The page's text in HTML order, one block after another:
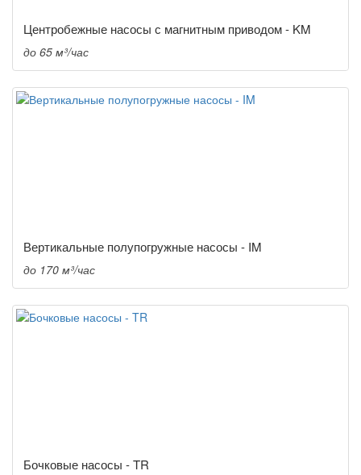
Центробежные насосы с магнитным приводом - KM
до 65 м³/час
Вертикальные полупогружные насосы - IM
до 170 м³/час
Бочковые насосы - TR